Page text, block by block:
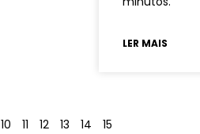
LER MAIS
10 11 12 13 14 15